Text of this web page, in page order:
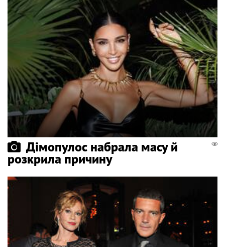
Дімопулос набрала масу й
розкрила причину